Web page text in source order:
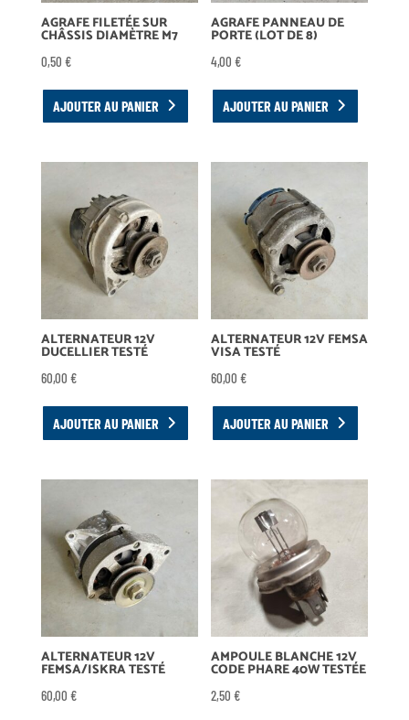
AGRAFE FILETÉE SUR
CHÂSSIS DIAMÈTRE M7
0,50 €
AJOUTER AU PANIER
AGRAFE PANNEAU DE
PORTE (LOT DE 8)
4,00€
AJOUTER AU PANIER
ALTERNATEUR 12V
DUCELLIER TESTÉ
60,00 €
AJOUTER AU PANIER
ALTERNATEUR 12V FEMSA
VISA TESTÉ
60,00€
AJOUTER AU PANIER
ALTERNATEUR 12V
FEMSA/ISKRA TESTÉ
60,00 €
AMPOULE BLANCHE 12V
CODE PHARE 40W TESTÉE
2,50€